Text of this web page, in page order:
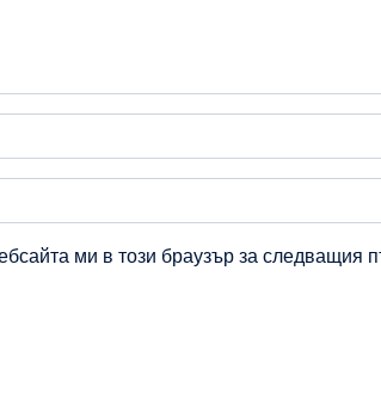
ми в този браузър за следващия